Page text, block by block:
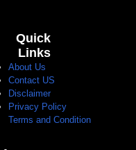
Quick
Links
About Us
Contact US
Disclaimer
Privacy Policy
Terms and Condition